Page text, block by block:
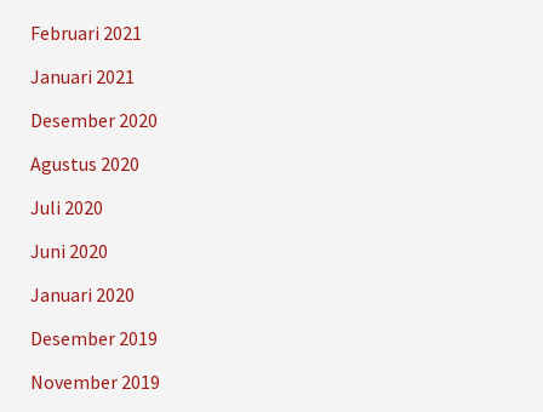
Februari 2021
Januari 2021
Desember 2020
Agustus 2020
Juli 2020
Juni 2020
Januari 2020
Desember 2019
November 2019